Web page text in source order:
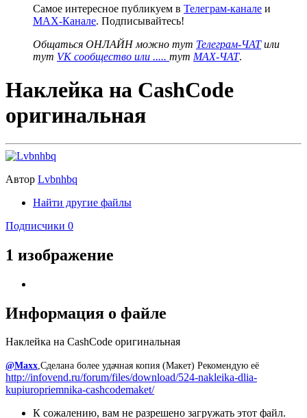
Самое интересное публикуем в Телеграм-канале и
MAX-Канале. Подписывайтесь!
Общаться ОНЛАЙН можно тут Телеграм-ЧАТили
тут VK сообщество или ..... тут MAX-ЧАТ.
Наклейка на CashCode
оригинальная
Автор Lvbnhbq
Найти другие файлы
Подписчики 0
1 изображение
Информация о файле
Наклейка на CashCode оригинальная
@Maxx,Сделана более удачная копия (Макет) Рекомендую её
http://infovend.ru/forum/files/download/524-nakleika-dlia-
kupiuropriemnika-cashcodemaket/
К сожалению, вам не разрешено загружать этот файл.